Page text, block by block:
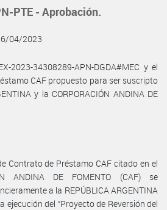
PTE - Aprobación.
04/2023
2023-34308289-APN-DGDA#MEC y el
CAF propuesto para ser suscripto
y la CORPORACIÓN ANDINA DE
Contrato de Préstamo CAF citado en el
ANDINA DE FOMENTO (CAF) se
a la REPÚBLICA ARGENTINA
ejecución del “Proyecto de Reversión del